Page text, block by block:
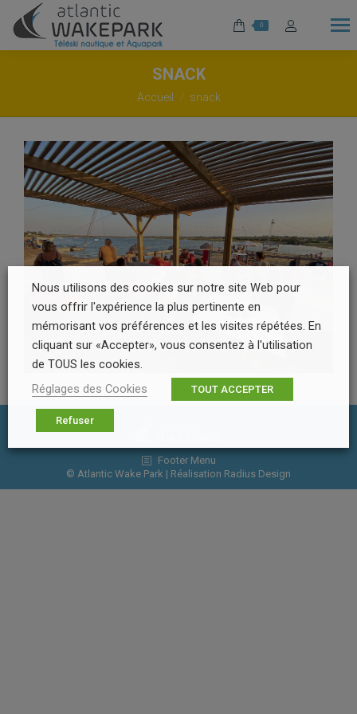
0
SNACK
Vous êtes ici :
Accueil snack
Footer Menu
© Atlantic Wake Park | Réalisation Radius Design
Nous utilisons des cookies sur notre site Web pour
vous offrir l'expérience la plus pertinente en
mémorisant vos préférences et les visites répétées. En
cliquant sur «Accepter», vous consentez à l'utilisation
de TOUS les cookies.
Réglages des Cookies
TOUT ACCEPTER
Refuser